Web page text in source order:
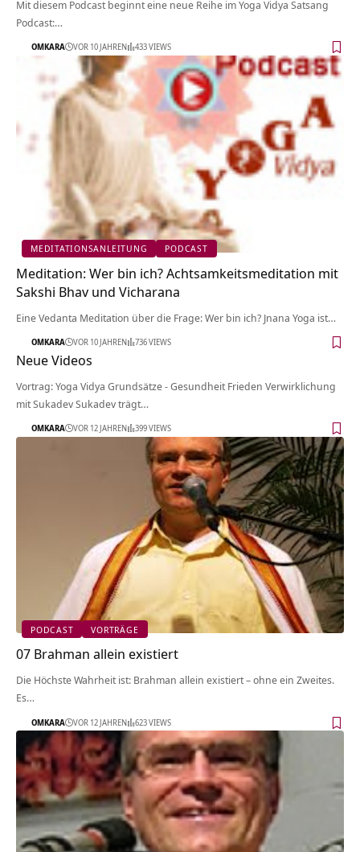
Mit diesem Podcast beginnt eine neue Reihe im Yoga Vidya Satsang
Podcast:…
OMKARA VOR 10 JAHREN 433 VIEWS
MEDITATIONSANLEITUNG PODCAST
Meditation: Wer bin ich? Achtsamkeitsmeditation mit
Sakshi Bhav und Vicharana
Eine Vedanta Meditation über die Frage: Wer bin ich? Jnana Yoga ist…
OMKARA VOR 10 JAHREN 736 VIEWS
Neue Videos
Vortrag: Yoga Vidya Grundsätze - Gesundheit Frieden Verwirklichung
mit Sukadev Sukadev trägt…
OMKARA VOR 12 JAHREN 399 VIEWS
PODCAST VORTRÄGE
07 Brahman allein existiert
Die Höchste Wahrheit ist: Brahman allein existiert – ohne ein Zweites.
Es…
OMKARA VOR 12 JAHREN 623 VIEWS